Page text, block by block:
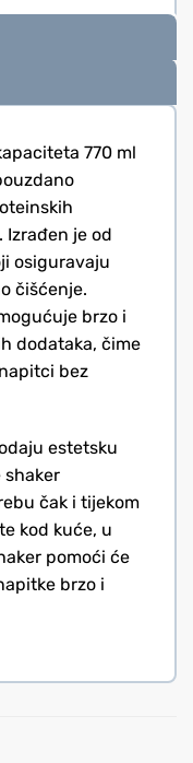
770 ml
je od
osiguravaju
čišćenje.
brzo i
dodataka, čime
bez
estetsku
shaker
čak i tijekom
kod kuće, u
pomoći će
brzo i